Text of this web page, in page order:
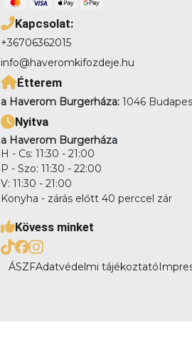
Kapcsolat:
+36706362015
info@haveromkifozdeje.hu
Étterem
a Haverom Burgerháza: 1046
Nyitva
a Haverom Burgerháza
H - Cs: 11:30 - 21:00
P - Szo: 11:30 - 22:00
V: 11:30 - 21:00
Konyha - zárás előtt 40 perccel zár
Kövess minket
ÁSZFAdatvédelmi tájékoztató